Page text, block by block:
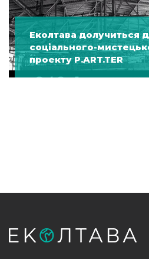
Еколтава долучиться
соціального-
проекту P.ART.TER